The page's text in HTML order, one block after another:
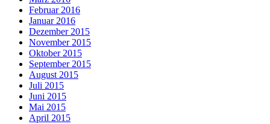
Februar 2016
Januar 2016
Dezember 2015
November 2015
Oktober 2015
September 2015
August 2015
Juli 2015
Juni 2015
Mai 2015
April 2015